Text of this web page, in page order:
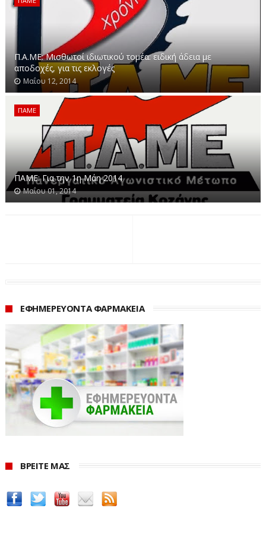
Π.Α.ΜΕ: Μισθωτοί ιδιωτικού τομέα: ειδική άδεια με
αποδοχές, για τις εκλογές
Μαΐου 12, 2014
ΠΑΜΕ
ΠΑΜΕ: Για την 1η Μάη 2014
Μαΐου 01, 2014
ΕΦΗΜΕΡΕΥΟΝΤΑ ΦΑΡΜΑΚΕΙΑ
ΒΡΕΙΤΕ ΜΑΣ